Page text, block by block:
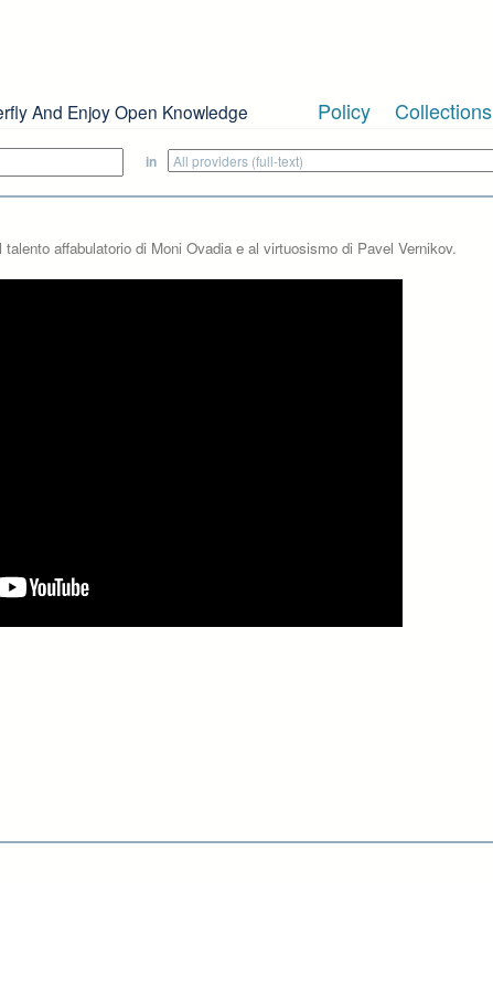
And Enjoy Open Knowledge Policy Collections
in
affabulatorio di Moni Ovadia e al virtuosismo di Pavel Vernikov.